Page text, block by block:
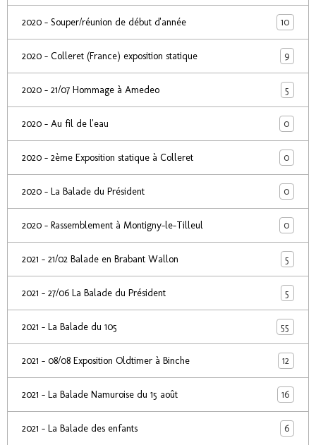
2020 - Souper/réunion de début d'année 10
2020 - Colleret (France) exposition statique 9
2020 - 21/07 Hommage à Amedeo 5
2020 - Au fil de l'eau 0
2020 - 2ème Exposition statique à Colleret 0
2020 - La Balade du Président 0
2020 - Rassemblement à Montigny-le-Tilleul 0
2021 - 21/02 Balade en Brabant Wallon 5
2021 - 27/06 La Balade du Président 5
2021 - La Balade du 105 55
2021 - 08/08 Exposition Oldtimer à Binche 12
2021 - La Balade Namuroise du 15 août 16
2021 - La Balade des enfants 6